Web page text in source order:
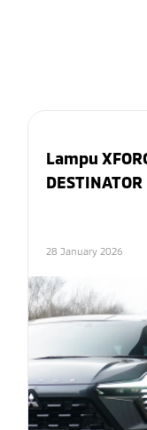
Lampu
28 January 2026